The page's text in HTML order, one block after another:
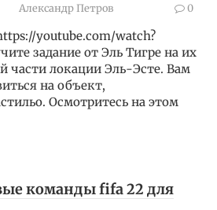
Александр Петров 0
youtube.com/watch?
задание от Эль Тигре на их
части локации Эль-Эсте. Вам
на объект,
Осмотритесь на этом
команды fifa 22 для